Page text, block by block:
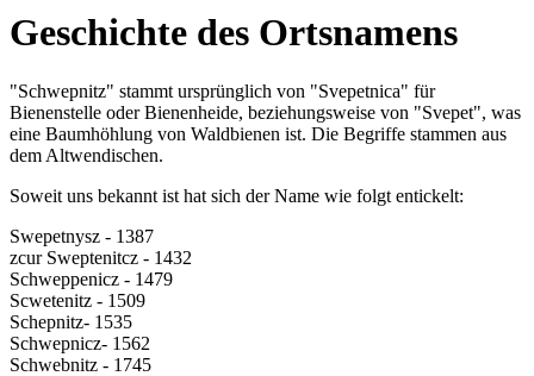
Geschichte des Ortsnamens
"Schwepnitz" stammt ursprünglich von "Svepetnica" für
Bienenstelle oder Bienenheide, beziehungsweise von "Svepet", was
eine Baumhöhlung von Waldbienen ist. Die Begriffe stammen aus
dem Altwendischen.
Soweit uns bekannt ist hat sich der Name wie folgt entickelt:
Swepetnysz - 1387
zcur Sweptenitcz - 1432
Schweppenicz - 1479
Scwetenitz - 1509
Schepnitz- 1535
Schwepnicz- 1562
Schwebnitz - 1745